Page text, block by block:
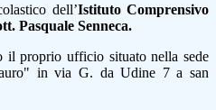
dell’Istituto Comprensivo
Pasquale Senneca.
il proprio ufficio situato nella sede
in via G. da Udine 7 a san